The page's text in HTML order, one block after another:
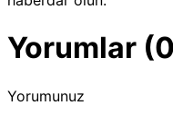
Yorumlar
Yorumunuz